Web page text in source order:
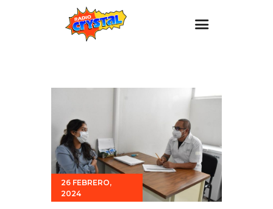
Eventos
Promociones
Noticias
Para ti
Contacto
26 FEBRERO,
2024